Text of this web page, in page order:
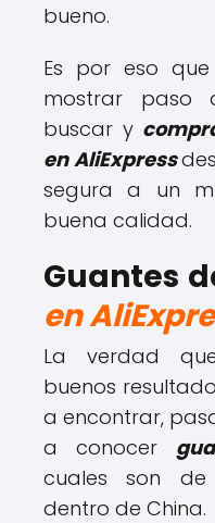
bueno.
Es por eso
mostrar paso
buscar y
en AliExpress
segura a un
buena calidad.
Guantes
en
La verdad
buenos
a encontrar,
a conocer
cuales son de
dentro de China.